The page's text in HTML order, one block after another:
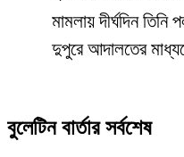
মামলায় দীর্ঘদিন
দুপুরে আদালতের
বুলেটিন বার্তার সর্বশেষ